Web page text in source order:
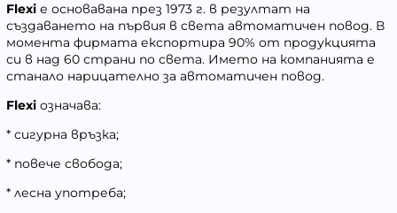
Flexi е основавана през 1973 г. в резултат на
създаването на първия в света автоматичен повод. В
момента фирмата експортира 90% от продукцията
си в над 60 страни по света. Името на компанията е
станало нарицателно за автоматичен повод.
Flexi означава:
* сигурна връзка;
* повече свобода;
* лесна употреба;